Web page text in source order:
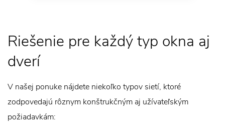
Riešenie pre každý typ okna aj
dverí
V našej ponuke nájdete niekoľko typov sietí, ktoré
zodpovedajú rôznym konštrukčným aj užívateľským
požiadavkám: